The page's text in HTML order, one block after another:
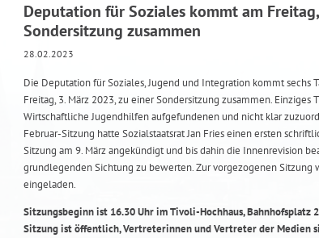
Deputation für Soziales kommt am
Sondersitzung zusammen
28.02.2023
Die Deputation für Soziales, Jugend und Integration kommt sechs
Freitag, 3. März 2023, zu einer Sondersitzung zusammen. Einziges
Wirtschaftliche Jugendhilfen aufgefundenen und nicht klar
Februar-Sitzung hatte Sozialstaatsrat Jan Fries einen ersten
Sitzung am 9. März angekündigt und bis dahin die Innenrevision
grundlegenden Sichtung zu bewerten. Zur vorgezogenen Sitzung
eingeladen.
Sitzungsbeginn ist 16.30 Uhr im Tivoli-Hochhaus, Bahnhofsplatz
Sitzung ist öffentlich, Vertreterinnen und Vertreter der Medien